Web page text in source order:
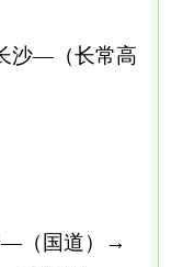
沙—（长常高
（国道）→